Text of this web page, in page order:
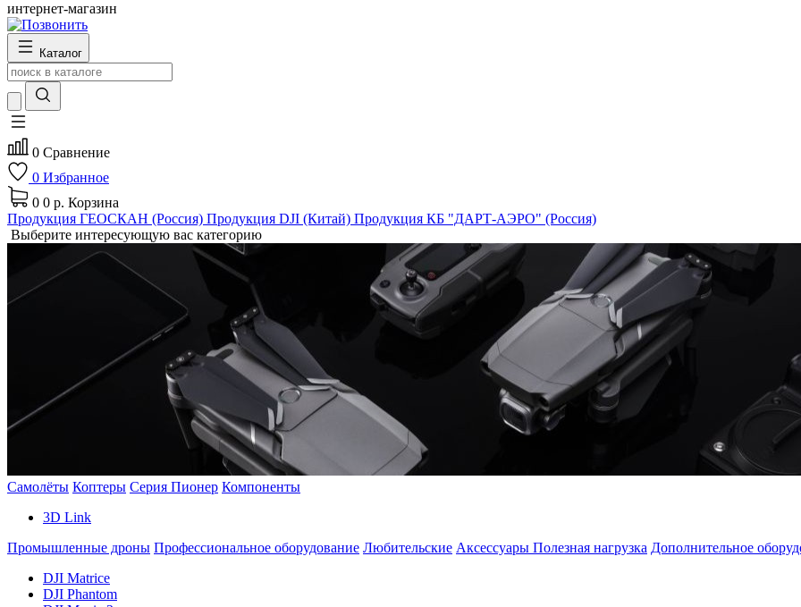
интернет-магазин
Каталог
0 Сравнение
0 Избранное
0 0 р. Корзина
Продукция ГЕОСКАН (Россия) Продукция DJI (Китай) Продукция КБ "ДАРТ-АЭРО" (Россия)
Выберите интересующую вас категорию
Самолёты Коптеры Серия Пионер Компоненты
3D Link
Промышленные дроны Профессиональное оборудование Любительские Аксессуары Полезная нагрузка Дополнительное
DJI Matrice
DJI Phantom